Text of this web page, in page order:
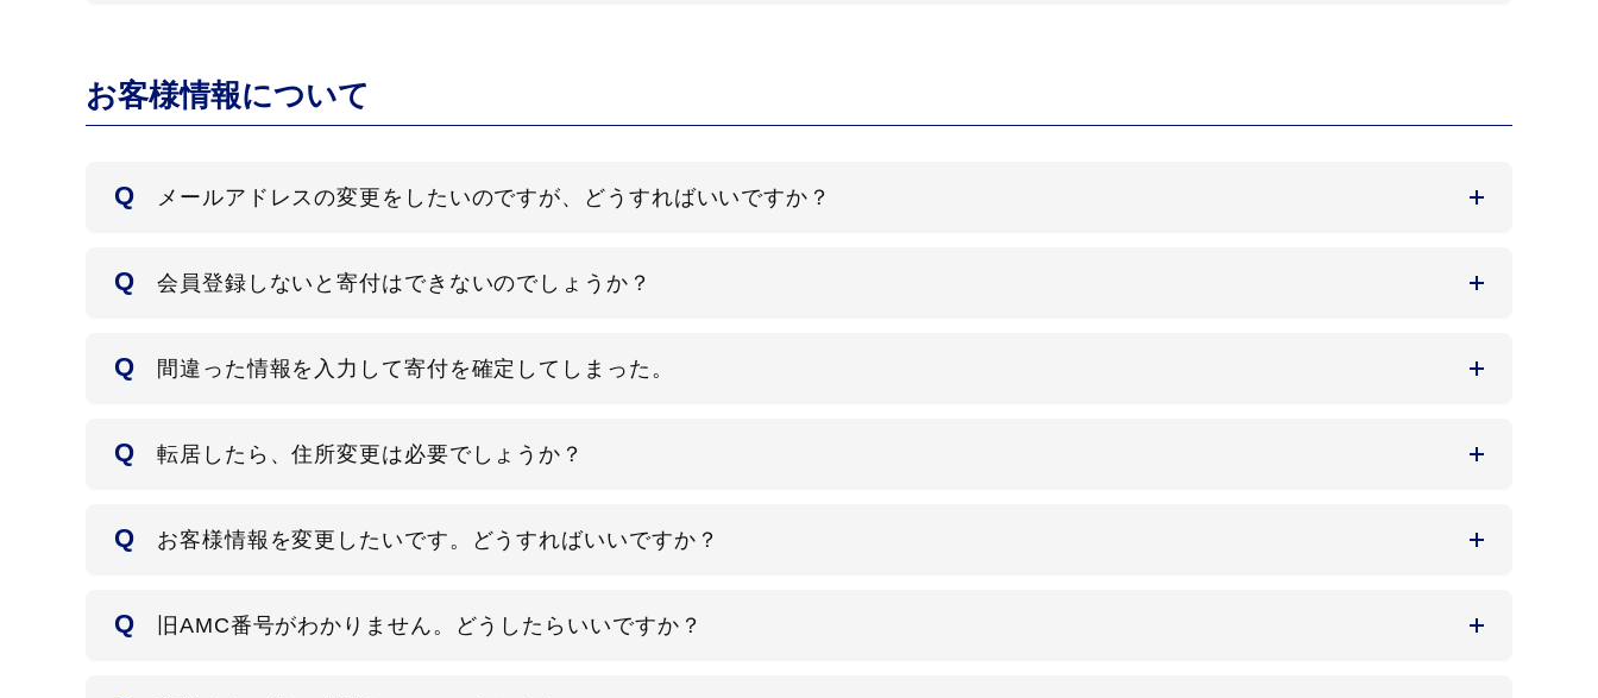
お客様情報について
メールアドレスの変更をしたいのですが、どうすればいいですか？
会員登録しないと寄付はできないのでしょうか？
間違った情報を入力して寄付を確定してしまった。
転居したら、住所変更は必要でしょうか？
お客様情報を変更したいです。どうすればいいですか？
旧AMC番号がわかりません。どうしたらいいですか？